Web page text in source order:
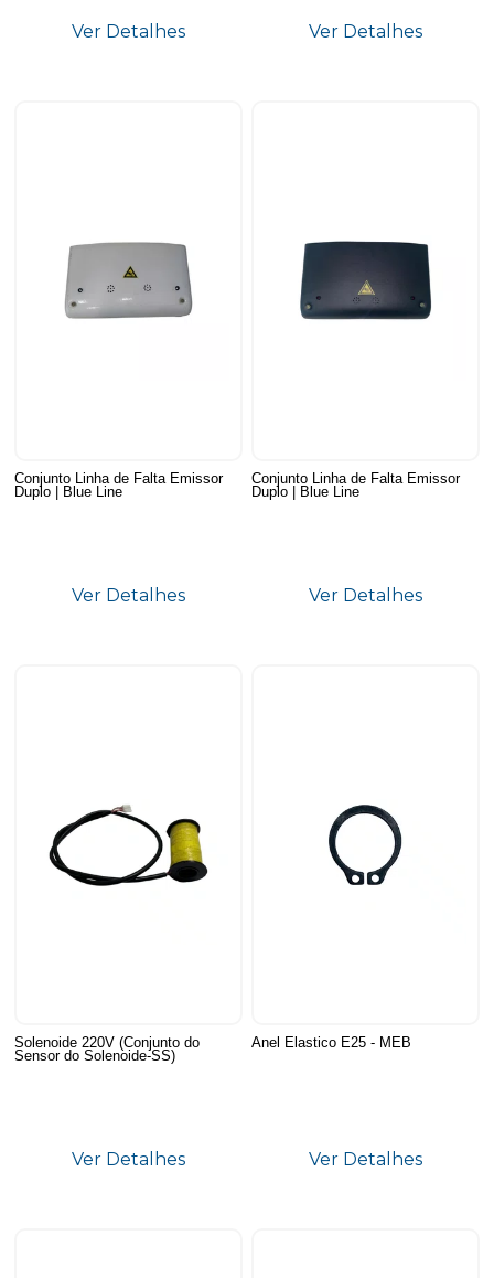
Ver Detalhes Ver Detalhes
Conjunto Linha de Falta Emissor
Duplo | Blue Line
Ver Detalhes
Conjunto Linha de Falta Emissor
Duplo | Blue Line
Ver Detalhes
Solenoide 220V (Conjunto do
Sensor do Solenoide-SS)
Ver Detalhes
Anel Elastico E25 - MEB
Ver Detalhes